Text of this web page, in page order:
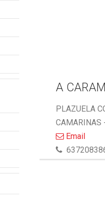
A
PLAZUELA
CAMARINAS
Email